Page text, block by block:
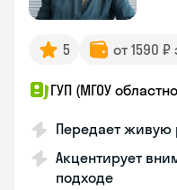
5 от 1590
ГУП (МГОУ
Передает живую
Акцентирует
подходе